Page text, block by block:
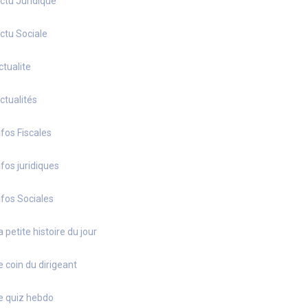
Sociale
Fiscales
juridiques
Sociales
petite histoire du jour
coin du dirigeant
quiz hebdo